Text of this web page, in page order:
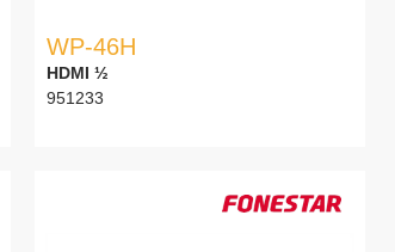
WP-46H
HDMI ½
951233